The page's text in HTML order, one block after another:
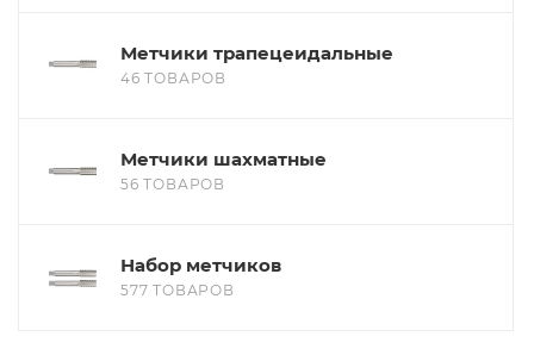
Метчики трапецеидальные
46 ТОВАРОВ
Метчики шахматные
56 ТОВАРОВ
Набор метчиков
577 ТОВАРОВ